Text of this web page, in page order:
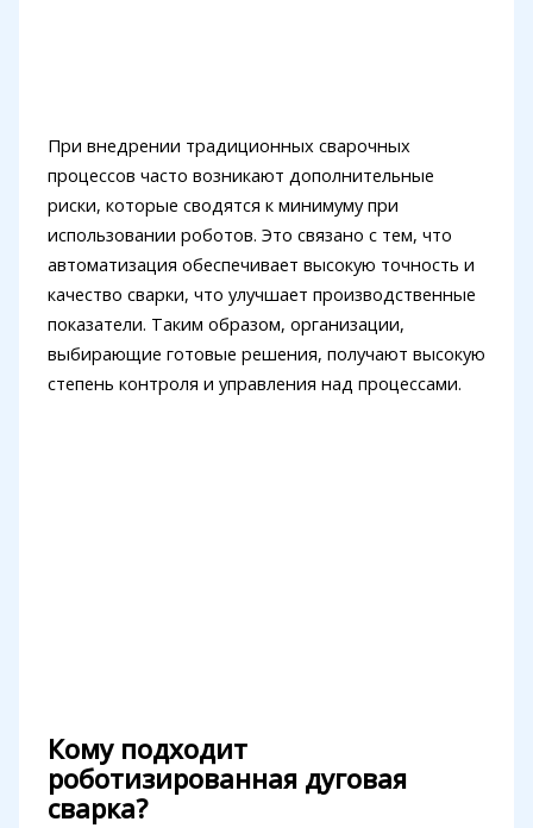
При внедрении традиционных сварочных
процессов часто возникают дополнительные
риски, которые сводятся к минимуму при
использовании роботов. Это связано с тем, что
автоматизация обеспечивает высокую точность и
качество сварки, что улучшает производственные
показатели. Таким образом, организации,
выбирающие готовые решения, получают высокую
степень контроля и управления над процессами.
Кому подходит
роботизированная дуговая
сварка?